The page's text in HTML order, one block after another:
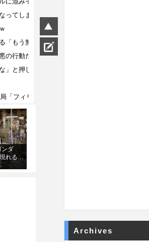
ンダ
れる…
Archives